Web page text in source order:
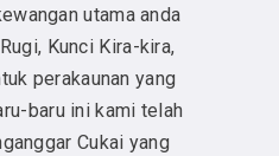
utama anda
Kunci Kira-kira,
perakaunan yang
baru ini kami telah
Cukai yang